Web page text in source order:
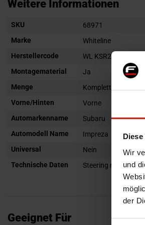
Wir
und
der
Bildgalerie
springen
Weitere Informationen
Weitere
SKU
68971
Marke
Whiteline
Herstellercode
WL KSR206
Montagematerial
Ja
Menge
Komplett-Set
Vorne/Hinten
Vorne
Automarkenname
Subaru
Automodell Name
Impreza
Universal
Nein
Technische Daten
Steering rack and
Geeignet Für